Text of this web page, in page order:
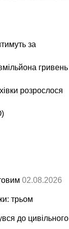
за
гривень
розрослося
02.08.2026
трьом
до цивільного